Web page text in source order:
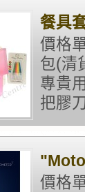
餐具
價格
包(清
專貴
把膠
價格